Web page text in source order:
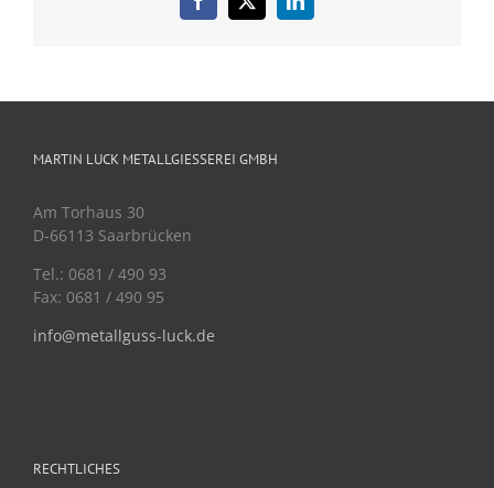
Facebook
X LinkedIn
MARTIN LUCK METALLGIESSEREI GMBH
Am Torhaus 30
D-66113 Saarbrücken
Tel.: 0681 / 490 93
Fax: 0681 / 490 95
info@metallguss-luck.de
RECHTLICHES